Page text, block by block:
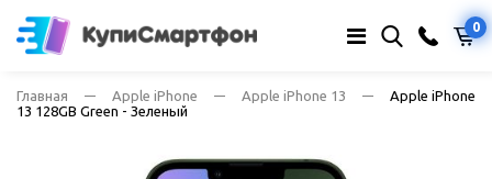
0
Главная Apple iPhone Apple iPhone 13
Apple iPhone
13 128GB Green - Зеленый